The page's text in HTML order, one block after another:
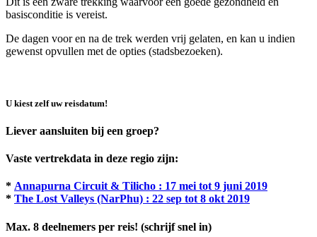
basisconditie is vereist.
De dagen voor en na de trek werden vrij gelaten, en kan u indien
gewenst opvullen met de opties (stadsbezoeken).
U kiest zelf uw reisdatum!
Liever aansluiten bij een groep?
Vaste vertrekdata in deze regio zijn:
* Annapurna Circuit & Tilicho : 17 mei tot 9 juni 2019
* The Lost Valleys (NarPhu) : 22 sep tot 8 okt 2019
Max. 8 deelnemers per reis! (schrijf snel in)